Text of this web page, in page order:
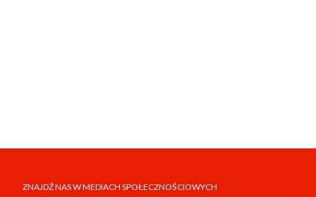
ZNAJDŹ NAS W MEDIACH SPOŁECZNOŚCIOWYCH